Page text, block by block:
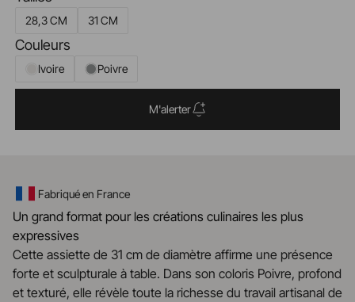
28,3 CM 31 CM
Couleurs
Ivoire Poivre
M'alerter
Fabriqué en France
Un grand format pour les créations culinaires les plus
expressives
Cette assiette de 31 cm de diamètre affirme une présence
forte et sculpturale à table. Dans son coloris Poivre, profond
et texturé, elle révèle toute la richesse du travail artisanal de